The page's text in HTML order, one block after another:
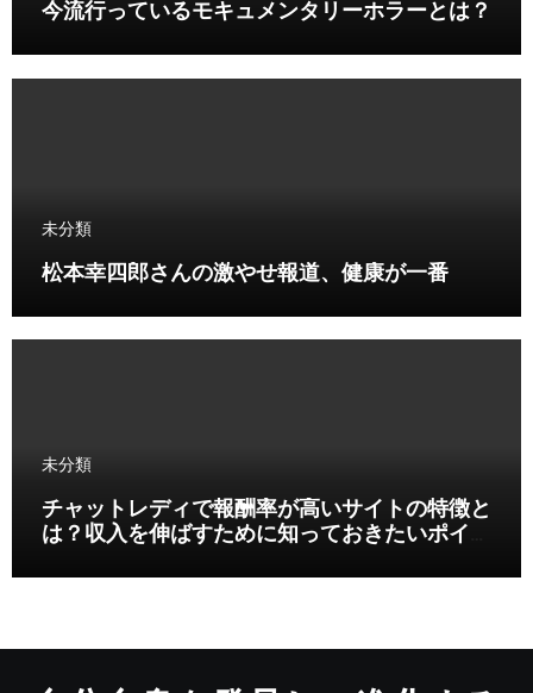
今流行っているモキュメンタリーホラーとは？
未分類
松本幸四郎さんの激やせ報道、健康が一番
未分類
チャットレディで報酬率が高いサイトの特徴と
は？収入を伸ばすために知っておきたいポイン